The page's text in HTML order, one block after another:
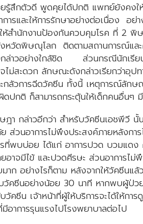
รู้สึกตัวดี พูดคุยได้ปกติ แพทย์ยังคงใ
การและให้การรักษาอย่างต่อเนื่อง อย่
ห้สำนักงานป้องกันควบคุมโรค ที่ 2 พิ
หวัดพิษณุโลก ติดตามสถานการณ์แล
ล่าวอย่างใกล้ชิด ส่วนกรณีนักเรียน
ไม่สะดวก ลักษณะดังกล่าวเรียกว่าอุป
กลัวการฉีดวัคซีน ทั้งนี้ เหตุการณ์ลัก
ดปกติ ก็สามารถกระตุ้นให้เด็กคนอื่นๆ
ฎา กล่าวอีกว่า สำหรับวัคซีนเอชพีวี นั้
ส่วนอาการไม่พึงประสงค์ภายหลังกา
ที่พบบ่อย ได้แก่ อาการปวด บวมแด
อาจมีไข้ และปวดศีรษะ ส่วนอาการไม่
าก อย่างไรก็ตาม หลังจากให้วัคซีนแล้
วัคซีนอย่างน้อย 30 นาที หากพบผู้ป่ว
คซีน เจ้าหน้าที่ผู้ให้บริการจะได้ให้กา
อาการรุนแรงไปโรงพยาบาลต่อไป